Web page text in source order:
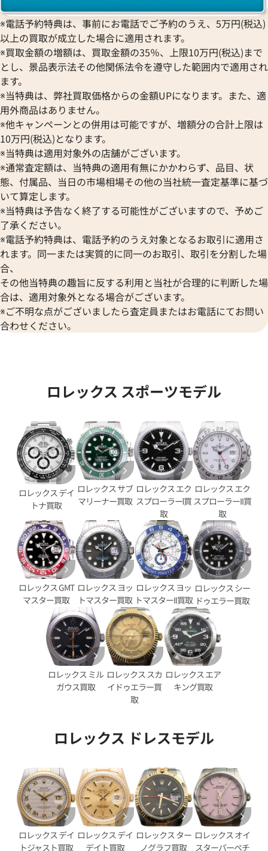
格
点の参考買取価格です
参考買取価格
850,000円
※2026年5月時点の参考買取価
アキング 14000M シルバー
格
点の参考買取価格です
ロレックス エアキング
文字盤
800,000円
※2026年4月時点の参考買取価
アキング 14000M ピンク文
点の参考買取価格です
ロレックス エアキング
文字盤
参考買取価格
720,000円
※2026年3月時点の参考買取価
点の参考買取価格です
文字盤
参考買取価格
770,000円
※2026年3月時点の参考買取価
※電話予約特典は、事前にお電話でご予約のうえ、5万円(税込)
以上の買取が成立した場合に適用されます。
※買取金額の増額は、買取金額の35％、上限10万円(税込)まで
とし、景品表示法その他関係法令を遵守した範囲内で適用され
ます。
※当特典は、弊社買取価格からの金額UPになります。また、適
用外商品はありません。
※他キャンペーンとの併用は可能ですが、増額分の合計上限は
10万円(税込)となります。
※当特典は適用対象外の店舗がございます。
※通常査定額は、当特典の適用有無にかかわらず、品目、状
態、付属品、当日の市場相場その他の当社統一査定基準に基づ
いて算定します。
※当特典は予告なく終了する可能性がございますので、予めご
了承ください。
※電話予約特典は、電話予約のうえ対象となるお取引に適用さ
れます。同一または実質的に同一のお取引、取引を分割した場
合、
その他当特典の趣旨に反する利用と当社が合理的に判断した場
合は、適用対象外となる場合がございます。
※ご不明な点がございましたら査定員またはお電話にてお問い
合わせください。
ロレックス スポーツモデル
ロレックス デイ
トナ買取
ロレックス サブ
マリーナー買取
ロレックス エク
スプローラーⅠ買
取
ロレックス エク
スプローラーII買
取
ロレックス GMT
マスター買取
ロレックス ヨッ
トマスター買取
ロレックス ヨッ
トマスターII買取
ロレックス シー
ドゥエラー買取
ロレックス ミル
ガウス買取
ロレックス スカ
イドゥエラー買
取
ロレックス エア
キング買取
ロレックス ドレスモデル
ロレックス デイ
トジャスト買取
ロレックス デイ
デイト買取
ロレックス ター
ノグラフ買取
ロレックス オイ
スターパーペチ